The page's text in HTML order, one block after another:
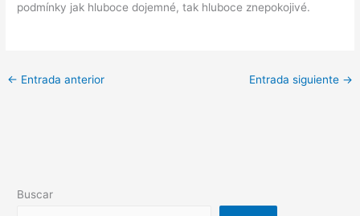
podmínky jak hluboce dojemné, tak hluboce znepokojivé.
← Entrada anterior Entrada siguiente →
Buscar